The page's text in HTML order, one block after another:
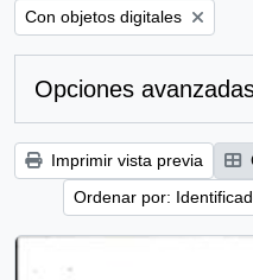
Remove filter:
Con objetos digitales
Opciones
Imprimir vista previa
Ordenar por: